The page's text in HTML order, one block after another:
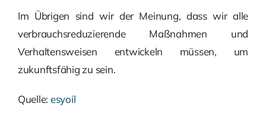
Im Übrigen sind wir der Meinung, dass wir alle
verbrauchsreduzierende Maßnahmen und
Verhaltensweisen entwickeln müssen, um
zukunftsfähig zu sein.
Quelle: esyoil